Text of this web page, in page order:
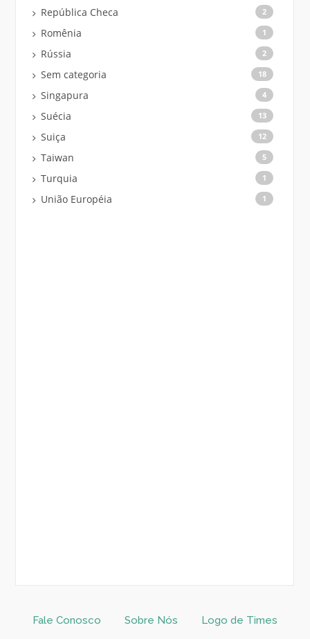
República Checa 2
Romênia 1
Rússia 2
Sem categoria 18
Singapura 4
Suécia 13
Suiça 12
Taiwan 5
Turquia 1
União Européia 1
Fale Conosco Sobre Nós Logo de Times